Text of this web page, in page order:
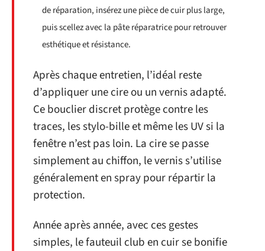
de réparation, insérez une pièce de cuir plus large,
puis scellez avec la pâte réparatrice pour retrouver
esthétique et résistance.
Après chaque entretien, l’idéal reste
d’appliquer une cire ou un vernis adapté.
Ce bouclier discret protège contre les
traces, les stylo-bille et même les UV si la
fenêtre n’est pas loin. La cire se passe
simplement au chiffon, le vernis s’utilise
généralement en spray pour répartir la
protection.
Année après année, avec ces gestes
simples, le fauteuil club en cuir se bonifie